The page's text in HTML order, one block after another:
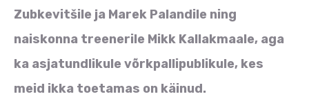
Zubkevitšile ja Marek Palandile ning
naiskonna treenerile Mikk Kallakmaale, aga
ka asjatundlikule võrkpallipublikule, kes
meid ikka toetamas on käinud.